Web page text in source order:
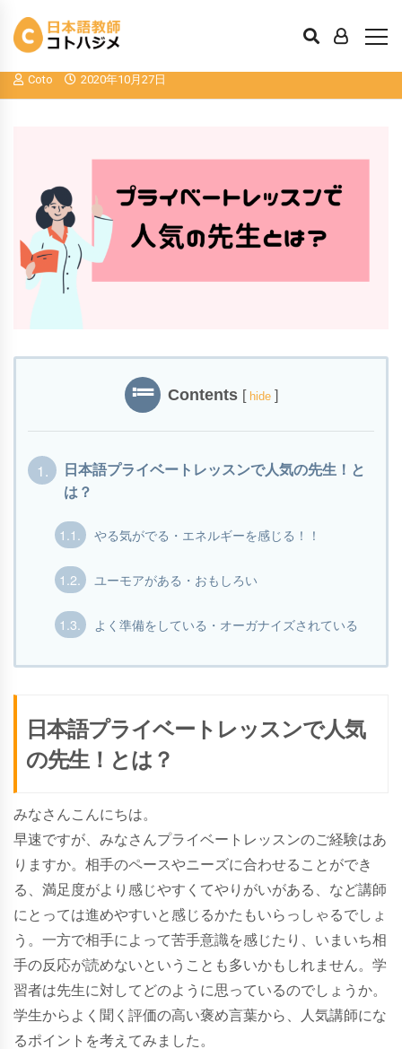
日本語プライベートレッスンで人気の先
生とは？
Coto 2020年10月27日
Contents [ hide ]
1.
日本語プライベートレッスンで人気の先生！と
は？
1.1. やる気がでる・エネルギーを感じる！！
1.2. ユーモアがある・おもしろい
1.3. よく準備をしている・オーガナイズされている
日本語プライベートレッスンで人気
の先生！とは？
みなさんこんにちは。
早速ですが、みなさんプライベートレッスンのご経験はあ
りますか。相手のペースやニーズに合わせることができ
る、満足度がより感じやすくてやりがいがある、など講師
にとっては進めやすいと感じるかたもいらっしゃるでしょ
う。一方で相手によって苦手意識を感じたり、いまいち相
手の反応が読めないということも多いかもしれません。学
習者は先生に対してどのように思っているのでしょうか。
学生からよく聞く評価の高い褒め言葉から、人気講師にな
るポイントを考えてみました。